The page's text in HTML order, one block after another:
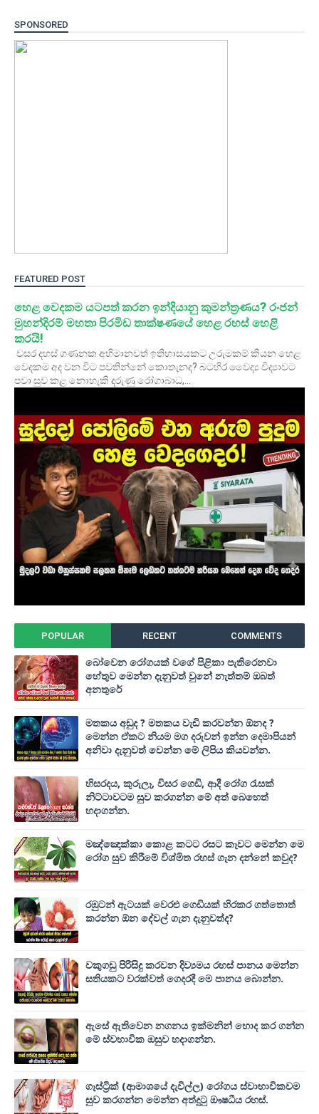
SPONSORED
FEATURED POST
හෙළ වෙදකම යටපත් කරන ඉන්දියානු කුමන්ත්‍රණය? රංජන්
මුහන්දිරම් මහතා පිරමිඩ තාක්ෂණයේ හෙළ රහස් හෙළි
කරයි!
වසර දහස් ගණනක අභිමානවත් ඉතිහාසයකට උරුමකම් කියන හෙළ
වෙදකම අද වන විට පවතින්නේ කොතැනද? බටහිර වෛද්‍ය විද්‍යාවට
පවා සුව කළ නොහැකි දරුණු රෝගාබාධ,...
POPULAR RECENT COMMENTS
බෝවෙන රෝගයක් වගේ පිළිකා පැතිරෙනවා
හේතුව මෙන්න දැනුවත් වුනේ නැත්තම් ඔබත්
අනතුරේ
මතකය අඩුද ? මතකය වැඩි කරවන්න ඕනද ?
මෙන්න ඒකට නියම මග දරුවන් ඉන්න දෙමාපියන්
අනිවා දැනුවත් වෙන්න මේ ලිපිය කියවන්න.
හිසරදය, කුරුලෑ, විසර ගෙඩි, ආදී රෝග රැසක්
නිට්ටාවටම සුව කරගන්න මේ අත් බෙහෙත්
හදාගන්න.
මඤ්ඤොක්‌කා කොළ කටට රසට කෑවට මෙන්න මෙ
රෝග සුව කිරීමේ විශ්මිත රහස් ගැන දන්නේ කවුද?
රඹුටන් ඇටයක් වෙරළු ගෙඩියක් හිරකර ගත්තොත්
කරන්න ඕන දේවල් ගැන දැනුවත්ද?
වකුගඩු පිරිසිදු කරවන දිව්‍යමය රහස් පානය මෙන්න
සතියකට වරක්වත් ගෙදරදී මෙ පානය බොන්න.
ඇසේ ඇතිවෙන නගනය ඉක්මනින් හොද කර ගන්න
මේ ස්වභාවික ඔසුව හදාගන්න.
ගෑස්ට්‍රික් (ආමාශයේ දැවිල්ල) රෝගය ස්වාභාවිකවම
සුව කරගන්න මෙන්න අත්දුටු ඖෂධීය රහස්.